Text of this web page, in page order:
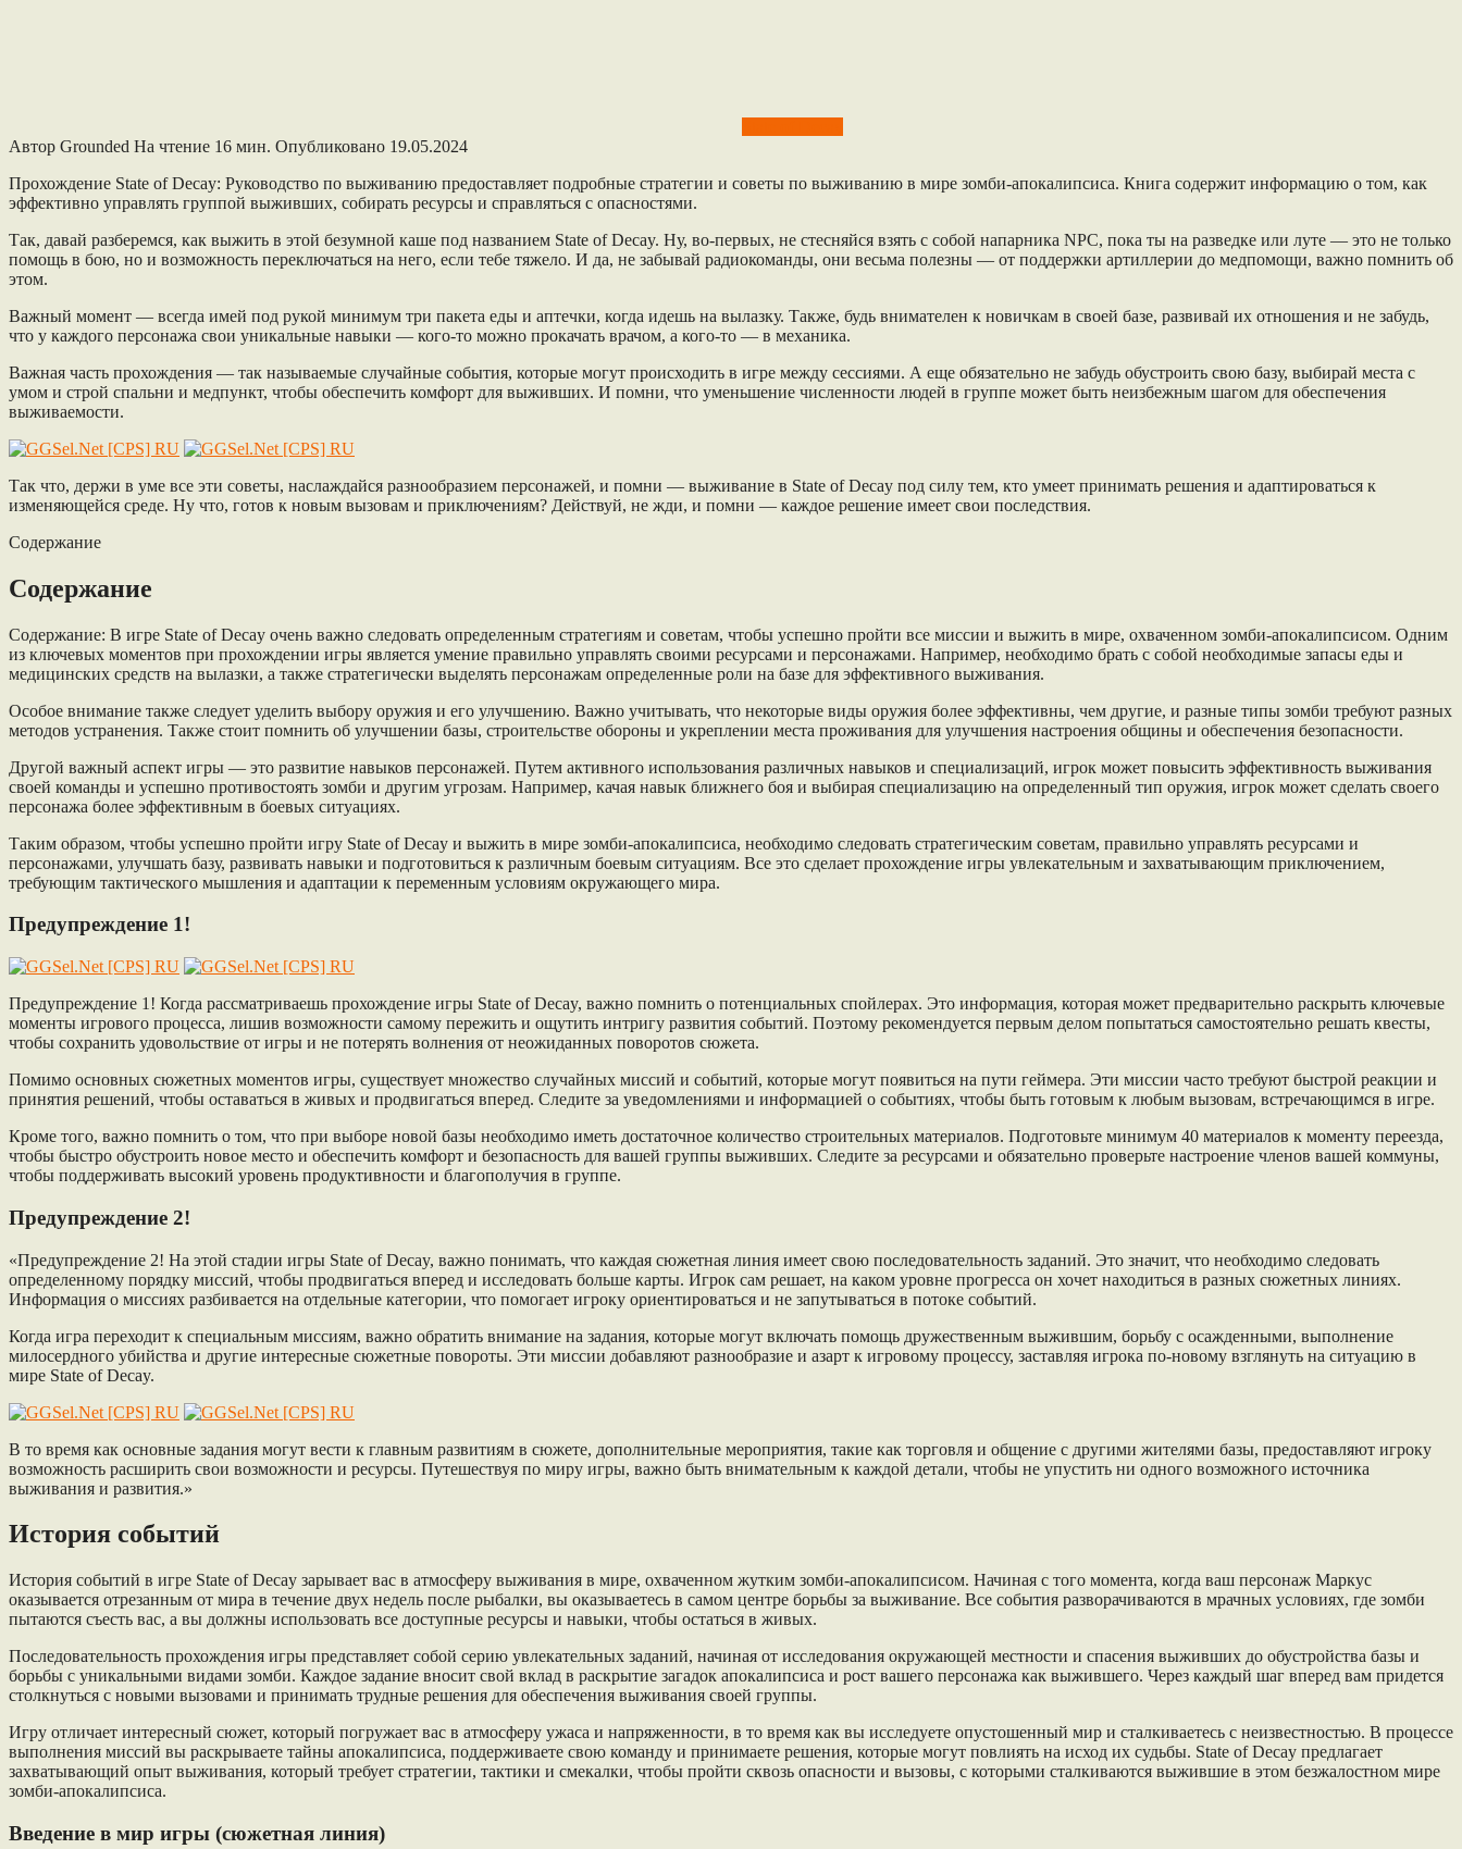
Автор Grounded На чтение 16 мин. Опубликовано 19.05.2024
Прохождение State of Decay: Руководство по выживанию предоставляет подробные стратегии и советы по выживанию в мире зомби-апокалипсиса. Книга содержит информацию о том, как
эффективно управлять группой выживших, собирать ресурсы и справляться с опасностями.
Так, давай разберемся, как выжить в этой безумной каше под названием State of Decay. Ну, во-первых, не стесняйся взять с собой напарника NPC, пока ты на разведке или луте — это не только
помощь в бою, но и возможность переключаться на него, если тебе тяжело. И да, не забывай радиокоманды, они весьма полезны — от поддержки артиллерии до медпомощи, важно помнить об
этом.
Важный момент — всегда имей под рукой минимум три пакета еды и аптечки, когда идешь на вылазку. Также, будь внимателен к новичкам в своей базе, развивай их отношения и не забудь,
что у каждого персонажа свои уникальные навыки — кого-то можно прокачать врачом, а кого-то — в механика.
Важная часть прохождения — так называемые случайные события, которые могут происходить в игре между сессиями. А еще обязательно не забудь обустроить свою базу, выбирай места с
умом и строй спальни и медпункт, чтобы обеспечить комфорт для выживших. И помни, что уменьшение численности людей в группе может быть неизбежным шагом для обеспечения
выживаемости.
Так что, держи в уме все эти советы, наслаждайся разнообразием персонажей, и помни — выживание в State of Decay под силу тем, кто умеет принимать решения и адаптироваться к
изменяющейся среде. Ну что, готов к новым вызовам и приключениям? Действуй, не жди, и помни — каждое решение имеет свои последствия.
Содержание
Содержание
Содержание: В игре State of Decay очень важно следовать определенным стратегиям и советам, чтобы успешно пройти все миссии и выжить в мире, охваченном зомби-апокалипсисом. Одним
из ключевых моментов при прохождении игры является умение правильно управлять своими ресурсами и персонажами. Например, необходимо брать с собой необходимые запасы еды и
медицинских средств на вылазки, а также стратегически выделять персонажам определенные роли на базе для эффективного выживания.
Особое внимание также следует уделить выбору оружия и его улучшению. Важно учитывать, что некоторые виды оружия более эффективны, чем другие, и разные типы зомби требуют разных
методов устранения. Также стоит помнить об улучшении базы, строительстве обороны и укреплении места проживания для улучшения настроения общины и обеспечения безопасности.
Другой важный аспект игры — это развитие навыков персонажей. Путем активного использования различных навыков и специализаций, игрок может повысить эффективность выживания
своей команды и успешно противостоять зомби и другим угрозам. Например, качая навык ближнего боя и выбирая специализацию на определенный тип оружия, игрок может сделать своего
персонажа более эффективным в боевых ситуациях.
Таким образом, чтобы успешно пройти игру State of Decay и выжить в мире зомби-апокалипсиса, необходимо следовать стратегическим советам, правильно управлять ресурсами и
персонажами, улучшать базу, развивать навыки и подготовиться к различным боевым ситуациям. Все это сделает прохождение игры увлекательным и захватывающим приключением,
требующим тактического мышления и адаптации к переменным условиям окружающего мира.
Предупреждение 1!
Предупреждение 1! Когда рассматриваешь прохождение игры State of Decay, важно помнить о потенциальных спойлерах. Это информация, которая может предварительно раскрыть ключевые
моменты игрового процесса, лишив возможности самому пережить и ощутить интригу развития событий. Поэтому рекомендуется первым делом попытаться самостоятельно решать квесты,
чтобы сохранить удовольствие от игры и не потерять волнения от неожиданных поворотов сюжета.
Помимо основных сюжетных моментов игры, существует множество случайных миссий и событий, которые могут появиться на пути геймера. Эти миссии часто требуют быстрой реакции и
принятия решений, чтобы оставаться в живых и продвигаться вперед. Следите за уведомлениями и информацией о событиях, чтобы быть готовым к любым вызовам, встречающимся в игре.
Кроме того, важно помнить о том, что при выборе новой базы необходимо иметь достаточное количество строительных материалов. Подготовьте минимум 40 материалов к моменту переезда,
чтобы быстро обустроить новое место и обеспечить комфорт и безопасность для вашей группы выживших. Следите за ресурсами и обязательно проверьте настроение членов вашей коммуны,
чтобы поддерживать высокий уровень продуктивности и благополучия в группе.
Предупреждение 2!
«Предупреждение 2! На этой стадии игры State of Decay, важно понимать, что каждая сюжетная линия имеет свою последовательность заданий. Это значит, что необходимо следовать
определенному порядку миссий, чтобы продвигаться вперед и исследовать больше карты. Игрок сам решает, на каком уровне прогресса он хочет находиться в разных сюжетных линиях.
Информация о миссиях разбивается на отдельные категории, что помогает игроку ориентироваться и не запутываться в потоке событий.
Когда игра переходит к специальным миссиям, важно обратить внимание на задания, которые могут включать помощь дружественным выжившим, борьбу с осажденными, выполнение
милосердного убийства и другие интересные сюжетные повороты. Эти миссии добавляют разнообразие и азарт к игровому процессу, заставляя игрока по-новому взглянуть на ситуацию в
мире State of Decay.
В то время как основные задания могут вести к главным развитиям в сюжете, дополнительные мероприятия, такие как торговля и общение с другими жителями базы, предоставляют игроку
возможность расширить свои возможности и ресурсы. Путешествуя по миру игры, важно быть внимательным к каждой детали, чтобы не упустить ни одного возможного источника
выживания и развития.»
История событий
История событий в игре State of Decay зарывает вас в атмосферу выживания в мире, охваченном жутким зомби-апокалипсисом. Начиная с того момента, когда ваш персонаж Маркус
оказывается отрезанным от мира в течение двух недель после рыбалки, вы оказываетесь в самом центре борьбы за выживание. Все события разворачиваются в мрачных условиях, где зомби
пытаются съесть вас, а вы должны использовать все доступные ресурсы и навыки, чтобы остаться в живых.
Последовательность прохождения игры представляет собой серию увлекательных заданий, начиная от исследования окружающей местности и спасения выживших до обустройства базы и
борьбы с уникальными видами зомби. Каждое задание вносит свой вклад в раскрытие загадок апокалипсиса и рост вашего персонажа как выжившего. Через каждый шаг вперед вам придется
столкнуться с новыми вызовами и принимать трудные решения для обеспечения выживания своей группы.
Игру отличает интересный сюжет, который погружает вас в атмосферу ужаса и напряженности, в то время как вы исследуете опустошенный мир и сталкиваетесь с неизвестностью. В процессе
выполнения миссий вы раскрываете тайны апокалипсиса, поддерживаете свою команду и принимаете решения, которые могут повлиять на исход их судьбы. State of Decay предлагает
захватывающий опыт выживания, который требует стратегии, тактики и смекалки, чтобы пройти сквозь опасности и вызовы, с которыми сталкиваются выжившие в этом безжалостном мире
зомби-апокалипсиса.
Введение в мир игры (сюжетная линия)